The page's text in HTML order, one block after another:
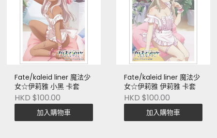
Fate/kaleid liner 魔法少
女☆伊莉雅 小黑 卡套
HKD $100.00
加入購物車
Fate/kaleid liner 魔法少
女☆伊莉雅 伊莉雅 卡套
HKD $100.00
加入購物車